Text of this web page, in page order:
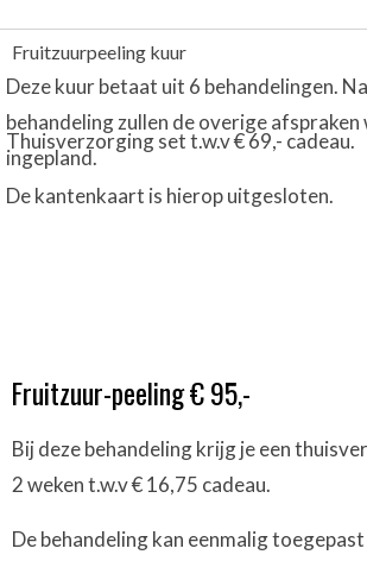
Thuisverzorgingspakket t.w.v € 16,75
Klantenkaart is hierop uitgesloten.
Fruitzuurpeeling kuur
Deze kuur betaat uit 6 behandelingen.
behandeling zullen de overige afspraken
ingepland.
Thuisverzorging set t.w.v € 69,- cadeau.
De kantenkaart is hierop uitgesloten.
Thuisverzorging set t.w.v € 69,- cadeau.
De kantenkaart is hierop uitgesloten.
Fruitzuur-peeling € 95,-
Bij deze behandeling krijg je een
2 weken t.w.v € 16,75 cadeau.
De behandeling kan eenmalig